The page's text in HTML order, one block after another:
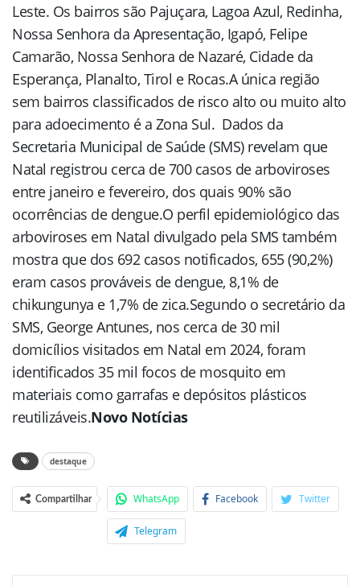
Leste. Os bairros são Pajuçara, Lagoa Azul, Redinha,
Nossa Senhora da Apresentação, Igapó, Felipe
Camarão, Nossa Senhora de Nazaré, Cidade da
Esperança, Planalto, Tirol e Rocas.A única região
sem bairros classificados de risco alto ou muito alto
para adoecimento é a Zona Sul. Dados da
Secretaria Municipal de Saúde (SMS) revelam que
Natal registrou cerca de 700 casos de arboviroses
entre janeiro e fevereiro, dos quais 90% são
ocorrências de dengue.O perfil epidemiológico das
arboviroses em Natal divulgado pela SMS também
mostra que dos 692 casos notificados, 655 (90,2%)
eram casos prováveis ​​de dengue, 8,1% de
chikungunya e 1,7% de zica.Segundo o secretário da
SMS, George Antunes, nos cerca de 30 mil
domicílios visitados em Natal em 2024, foram
identificados 35 mil focos de mosquito em
materiais como garrafas e depósitos plásticos
reutilizáveis.Novo Notícias
destaque
Compartilhar WhatsApp Facebook Twitter
Telegram